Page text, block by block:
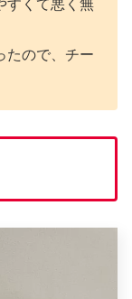
すくて悪く無
たので、チー